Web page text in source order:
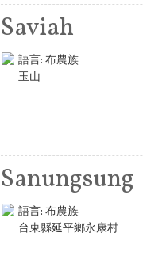
Saviah
語言: 布農族
玉山
Sanungsung
語言: 布農族
台東縣延平鄉永康村